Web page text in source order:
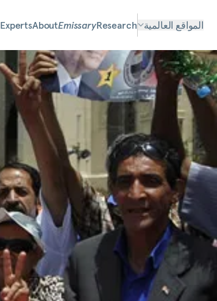
المواقع العالمية Research
Emissary
About
Experts